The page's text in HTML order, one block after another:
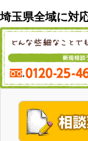
埼玉県全域に対